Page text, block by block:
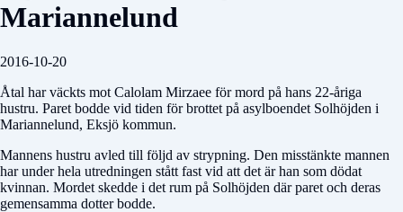
Mariannelund
2016-10-20
Åtal har väckts mot Calolam Mirzaee för mord på hans 22-åriga
hustru. Paret bodde vid tiden för brottet på asylboendet Solhöjden i
Mariannelund, Eksjö kommun.
Mannens hustru avled till följd av strypning. Den misstänkte mannen
har under hela utredningen stått fast vid att det är han som dödat
kvinnan. Mordet skedde i det rum på Solhöjden där paret och deras
gemensamma dotter bodde.